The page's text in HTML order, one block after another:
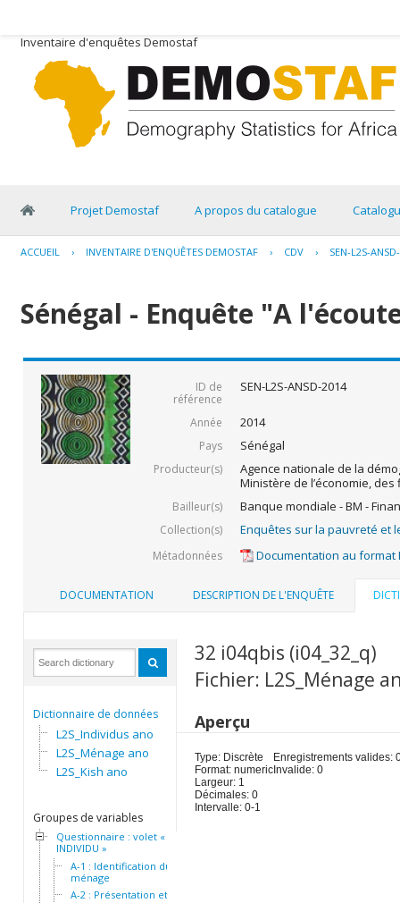
Inventaire d'enquêtes Demostaf
Projet Demostaf A propos du catalogue
ACCUEIL › INVENTAIRE D'ENQUÊTES DEMOSTAF › CDV › SEN-L2S-
Sénégal - Enquête "A
ID de
référence
SEN-L2S-ANSD-2014
Année 2014
Pays Sénégal
Producteur(s)
Agence nationale de la
Ministère de l’économie,
Bailleur(s) Banque mondiale - BM -
Collection(s) Enquêtes sur la pauvreté et
Métadonnées Documentation au format
DOCUMENTATION DESCRIPTION DE L'ENQUÊTE
Dictionnaire de données
L2S_Individus ano
L2S_Ménage ano
L2S_Kish ano
Groupes de variables
Questionnaire : volet «
INDIVIDU »
A-1 : Identification du
ménage
A-2 : Présentation et
32 i04qbis (i04_32_q)
Fichier: L2S_Ménage
Aperçu
Type: Discrète
Format: numeric
Largeur: 1
Décimales: 0
Intervalle: 0-1
Enregistrements valides:
Invalide: 0